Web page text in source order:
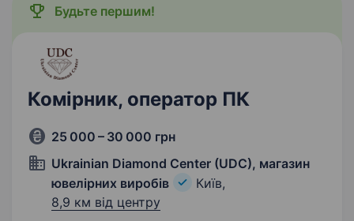
Будьте першим!
Комірник, оператор ПК
25 000 – 30 000 грн
Ukrainian Diamond Center (UDC), магазин
ювелірних виробів
Київ,
8,9 км від центру